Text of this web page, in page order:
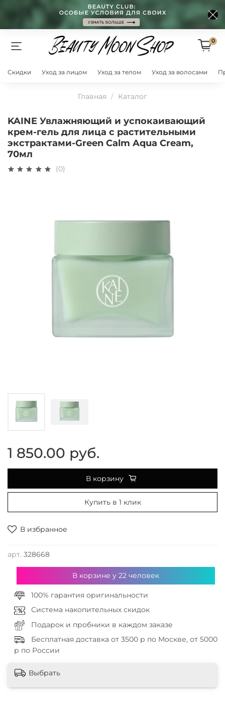
0
Скидки Уход за лицом Уход за телом Уход за волосами
Главная Каталог
KAINE Увлажняющий и успокаивающий
крем-гель для лица с растительными
экстрактами-Green Calm Aqua Cream,
70мл
(0)
В избранное
арт. 328668
1 850.00 руб.
В корзину
Купить в 1 клик
В корзине у 22человек
100% гарантия оригинальности
Система накопительных скидок
Подарок и пробники в каждом заказе
Бесплатная доставка от 3500 р по Москве, от 5000
р по России
Выбрать